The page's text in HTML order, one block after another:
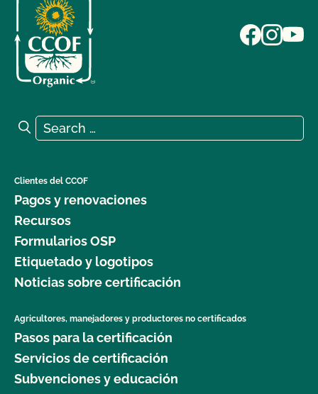
Search for:
Search
Clientes del CCOF
Pagos y renovaciones
Recursos
Formularios OSP
Etiquetado y logotipos
Noticias sobre certificación
Agricultores, manejadores y productores no certificados
Pasos para la certificación
Servicios de certificación
Subvenciones y educación